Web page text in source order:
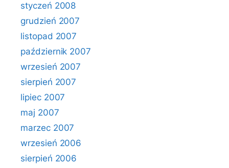
styczeń 2008
grudzień 2007
listopad 2007
październik 2007
wrzesień 2007
sierpień 2007
lipiec 2007
maj 2007
marzec 2007
wrzesień 2006
sierpień 2006